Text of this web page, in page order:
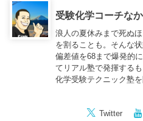
受験化学コーチな
浪人の夏休みまで死ぬ
を割ることも。そんな
偏差値を68まで爆発的
てリアル塾で発揮する
化学受験テクニック塾を
Twitter